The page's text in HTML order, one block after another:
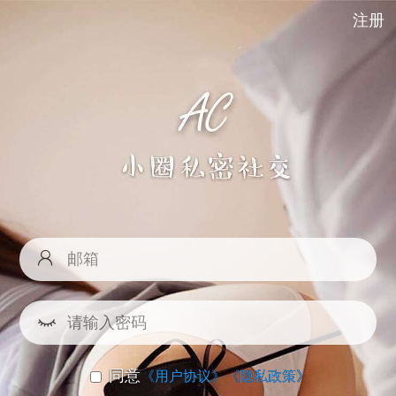
注册
同意《用户协议》《隐私政策》